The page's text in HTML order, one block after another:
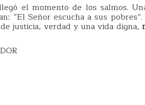
el momento de los salmos.
“El Señor escucha a sus
justicia, verdad y una vida digna,